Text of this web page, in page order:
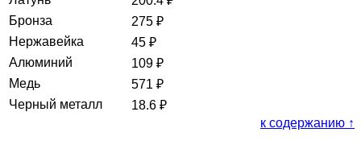
Бронза
275 ₽
Нержавейка
45 ₽
Алюминий
109 ₽
Медь
571 ₽
Черный металл
18.6 ₽
к содержанию ↑